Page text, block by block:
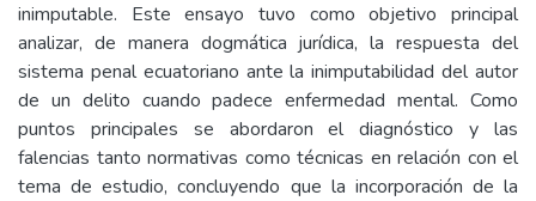
inimputable. Este ensayo tuvo como objetivo principal
analizar, de manera dogmática jurídica, la respuesta del
sistema penal ecuatoriano ante la inimputabilidad del autor
de un delito cuando padece enfermedad mental. Como
puntos principales se abordaron el diagnóstico y las
falencias tanto normativas como técnicas en relación con el
tema de estudio, concluyendo que la incorporación de la